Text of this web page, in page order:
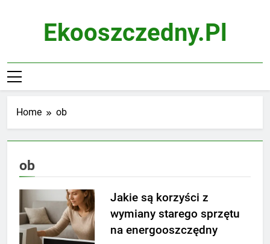
Ekooszczedny.pl
Home ob
ob
Jakie są korzyści z
wymiany starego sprzętu
na energooszczędny